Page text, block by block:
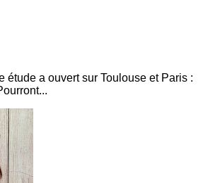
étude a ouvert sur Toulouse et Paris :